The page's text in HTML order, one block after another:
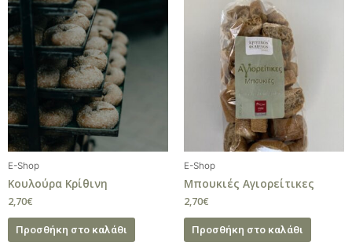
E-Shop
Κουλούρα Κρίθινη
2,70€
Προσθήκη στο καλάθι
E-Shop
Μπουκιές Αγιορείτικες
2,70€
Προσθήκη στο καλάθι